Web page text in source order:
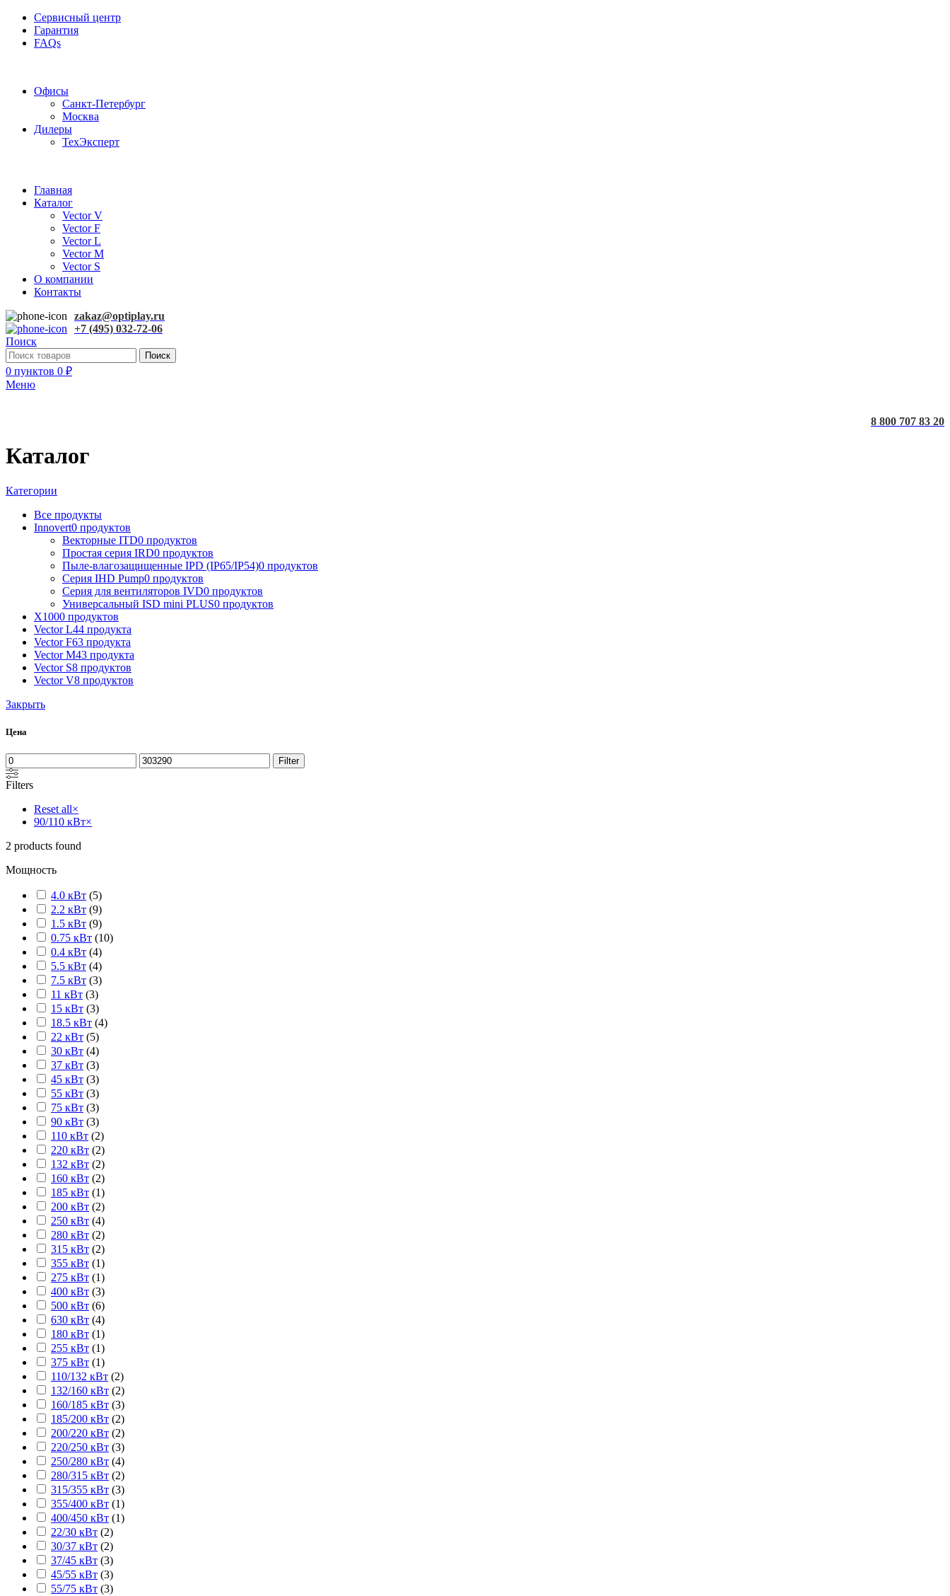
Сервисный центр
Гарантия
FAQs
Офисы
Санкт-Петербург
Москва
Дилеры
ТехЭксперт
Главная
Каталог
Vector V
Vector F
Vector L
Vector M
Vector S
О компании
Контакты
zakaz@optiplay.ru
+7 (495) 032-72-06
Поиск
Поиск
0 пунктов 0 ₽
Меню
8 800 707 83 20
Каталог
Категории
Все продукты
Innovert0 продуктов
Векторные ITD0 продуктов
Простая серия IRD0 продуктов
Пыле-влагозащищенные IPD (IP65/IP54)0 продуктов
Серия IHD Pump0 продуктов
Серия для вентиляторов IVD0 продуктов
Универсальный ISD mini PLUS0 продуктов
X1000 продуктов
Vector L44 продукта
Vector F63 продукта
Vector M43 продукта
Vector S8 продуктов
Vector V8 продуктов
Закрыть
Цена
Filter
Filters
Reset all×
90/110 кВт×
2 products found
Мощность
4.0 кВт (5)
2.2 кВт (9)
1.5 кВт (9)
0.75 кВт (10)
0.4 кВт (4)
5.5 кВт (4)
7.5 кВт (3)
11 кВт (3)
15 кВт (3)
18.5 кВт (4)
22 кВт (5)
30 кВт (4)
37 кВт (3)
45 кВт (3)
55 кВт (3)
75 кВт (3)
90 кВт (3)
110 кВт (2)
220 кВт (2)
132 кВт (2)
160 кВт (2)
185 кВт (1)
200 кВт (2)
250 кВт (4)
280 кВт (2)
315 кВт (2)
355 кВт (1)
275 кВт (1)
400 кВт (3)
500 кВт (6)
630 кВт (4)
180 кВт (1)
255 кВт (1)
375 кВт (1)
110/132 кВт (2)
132/160 кВт (2)
160/185 кВт (3)
185/200 кВт (2)
200/220 кВт (2)
220/250 кВт (3)
250/280 кВт (4)
280/315 кВт (2)
315/355 кВт (3)
355/400 кВт (1)
400/450 кВт (1)
22/30 кВт (2)
30/37 кВт (2)
37/45 кВт (3)
45/55 кВт (3)
55/75 кВт (3)